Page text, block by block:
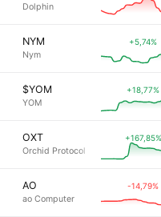
Dolphin
NYM
Nym
+5,74%
$YOM
YOM
+18,77%
OXT
Orchid Protocol
+167,85%
AO
ao Computer
-14,79%